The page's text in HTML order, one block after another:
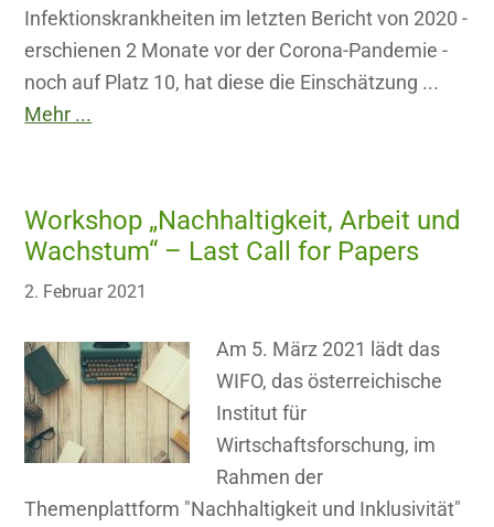
Infektionskrankheiten im letzten Bericht von 2020 -
erschienen 2 Monate vor der Corona-Pandemie -
noch auf Platz 10, hat diese die Einschätzung ...
Mehr ...
Workshop „Nachhaltigkeit, Arbeit und
Wachstum“ – Last Call for Papers
2. Februar 2021
Am 5. März 2021 lädt das
WIFO, das österreichische
Institut für
Wirtschaftsforschung, im
Rahmen der
Themenplattform "Nachhaltigkeit und Inklusivität"